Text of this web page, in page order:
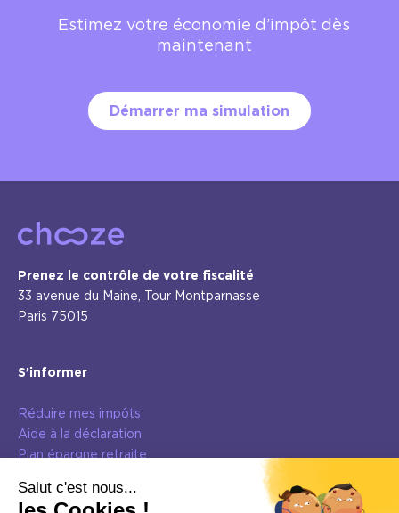
Estimez votre économie d’impôt dès
maintenant
Démarrer ma simulation
Prenez le contrôle de votre fiscalité
33 avenue du Maine, Tour Montparnasse
Paris 75015
S’informer
Réduire mes impôts
Aide à la déclaration
Plan épargne retraite
Dispositifs immobiliers